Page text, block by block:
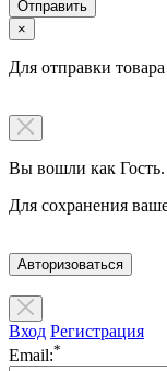
×
Для отправки
Вы вошли как Гость.
Для сохранения
Авторизоваться
Вход Регистрация
Email:*